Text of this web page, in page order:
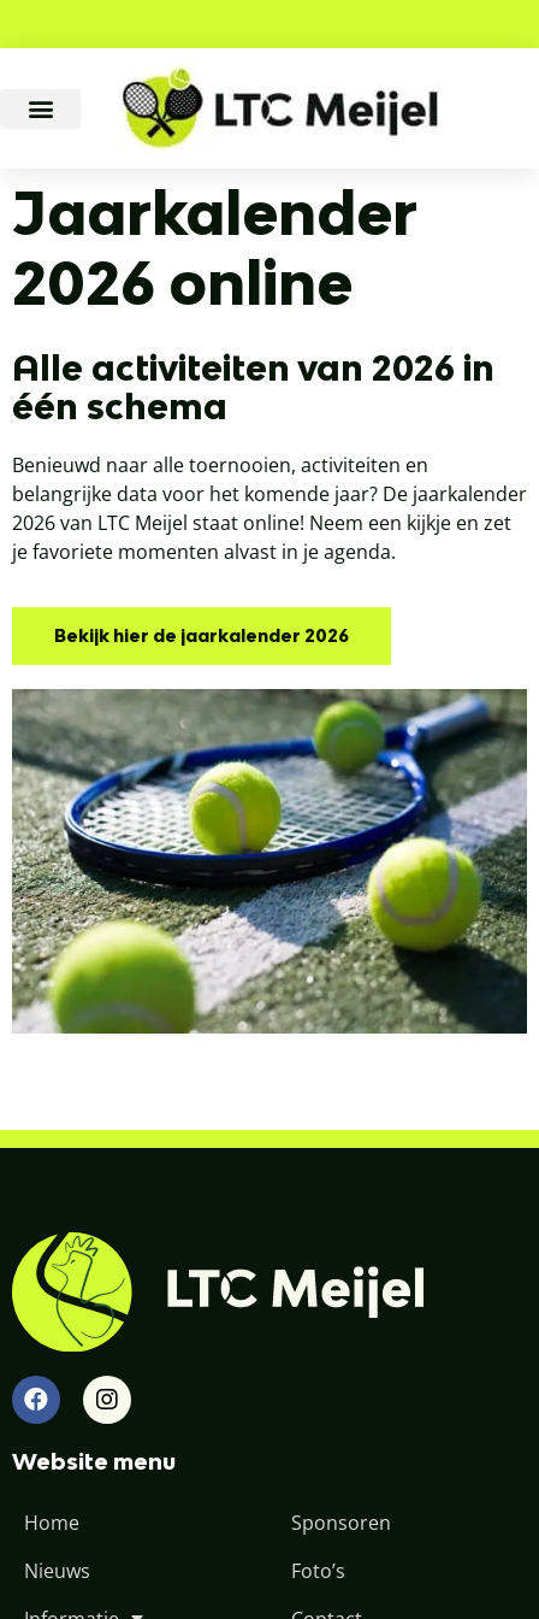
Jaarkalender
2026 online
Alle activiteiten van 2026 in
één schema
Benieuwd naar alle toernooien, activiteiten en
belangrijke data voor het komende jaar? De jaarkalender
2026 van LTC Meijel staat online! Neem een kijkje en zet
je favoriete momenten alvast in je agenda.
Bekijk hier de jaarkalender 2026
Website menu
Home
Nieuws
Sponsoren
Foto’s